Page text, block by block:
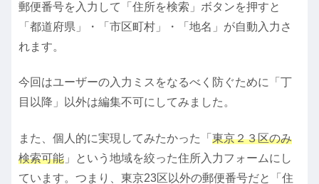
郵便番号を入力して「住所を検索」ボタンを押すと
「都道府県」・「市区町村」・「地名」が自動入力さ
れます。
今回はユーザーの入力ミスをなるべく防ぐために「丁
目以降」以外は編集不可にしてみました。
また、個人的に実現してみたかった「 東京２３区のみ
検索可能 」という地域を絞った住所入力フォームにし
ています。つまり、東京23区以外の郵便番号だと「住